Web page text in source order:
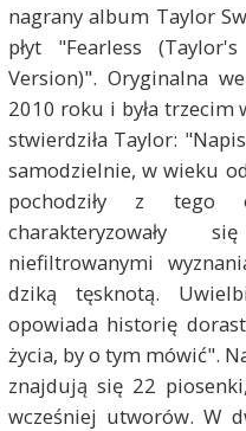
nagrany album Taylor
płyt "Fearless
Version)". Oryginalna
2010 roku i była trzecim
stwierdziła Taylor:
samodzielnie, w wieku
pochodziły z
charakteryzowały
niefiltrowanymi
dziką tęsknotą.
opowiada historię
życia, by o tym mówić".
znajdują się 22
wcześniej utworów. W